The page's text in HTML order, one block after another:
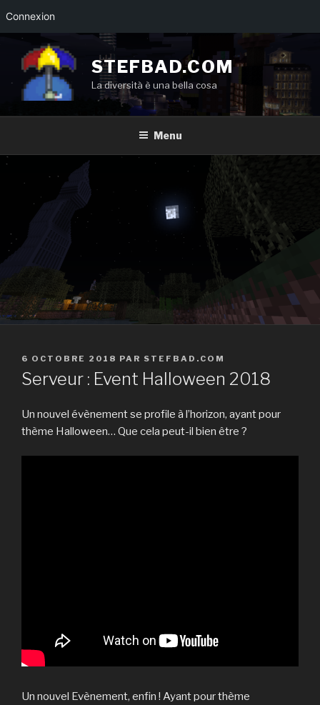
Connexion
contenu
principal
STEFBAD.COM
La diversità è una bella cosa
Menu
PUBLIÉ
LE
6 OCTOBRE 2018 PAR STEFBAD.COM
Serveur : Event Halloween 2018
Un nouvel évènement se profile à l’horizon, ayant pour
thème Halloween… Que cela peut-il bien être ?
Un nouvel Evènement, enfin ! Ayant pour thème